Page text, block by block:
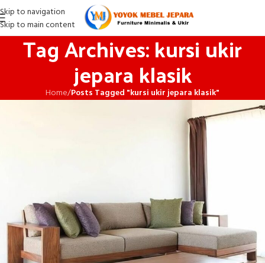
Skip to navigation
Skip to main content
Tag Archives: kursi ukir
jepara klasik
Home/Posts Tagged "kursi ukir jepara klasik"